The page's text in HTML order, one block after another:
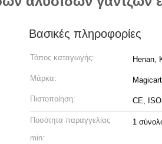
Βασικές πληροφορίες
Τόπος καταγωγής: Henan,
Μάρκα: Magicart
Πιστοποίηση: CE,
Ποσότητα παραγγελίας
min:
1